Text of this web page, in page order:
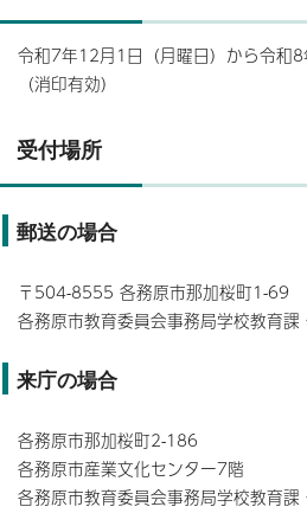
令和7年12月1日（月曜日）から令和
（消印有効）
受付場所
郵送の場合
〒504-8555 各務原市那加桜町1-69
各務原市教育委員会事務局学校教育
来庁の場合
各務原市那加桜町2-186
各務原市産業文化センター7階
各務原市教育委員会事務局学校教育課